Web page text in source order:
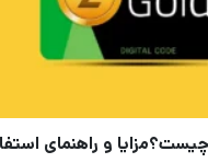
و راهنمای